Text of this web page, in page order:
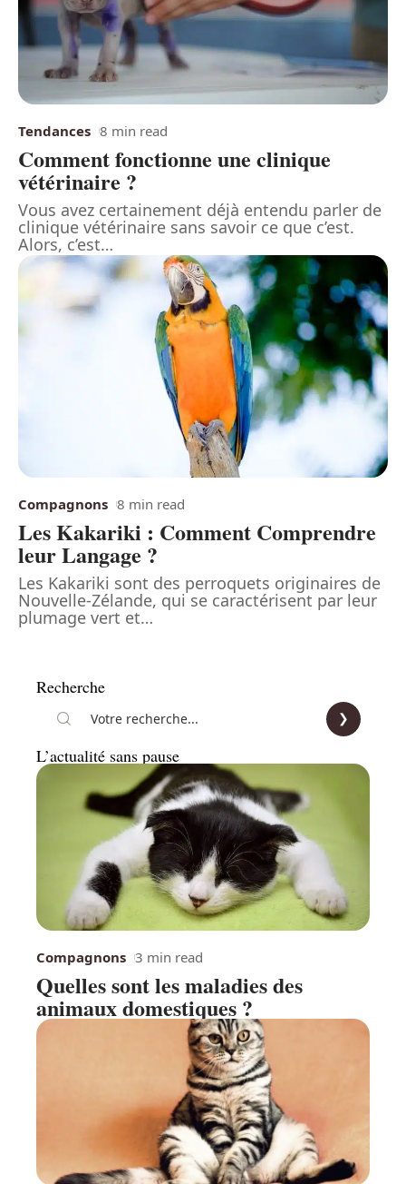
Tendances 8 min read
Comment fonctionne une clinique
vétérinaire ?
Vous avez certainement déjà entendu parler de
clinique vétérinaire sans savoir ce que c’est.
Alors, c’est…
Compagnons 8 min read
Les Kakariki : Comment Comprendre
leur Langage ?
Les Kakariki sont des perroquets originaires de
Nouvelle-Zélande, qui se caractérisent par leur
plumage vert et…
Recherche
L’actualité sans pause
Compagnons 3 min read
Quelles sont les maladies des
animaux domestiques ?